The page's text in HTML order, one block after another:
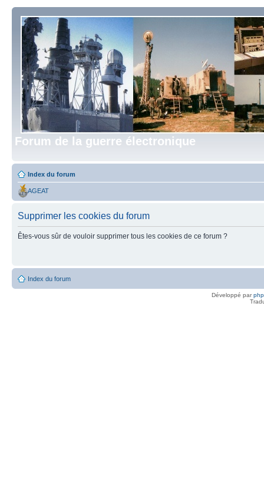
Forum de la guerre électronique
Index du forum
AGEAT
Supprimer les cookies du forum
Êtes-vous sûr de vouloir supprimer tous les cookies de ce forum ?
Index du forum
Développé par